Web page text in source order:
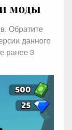
моды
Обратите
данного
ранее 3